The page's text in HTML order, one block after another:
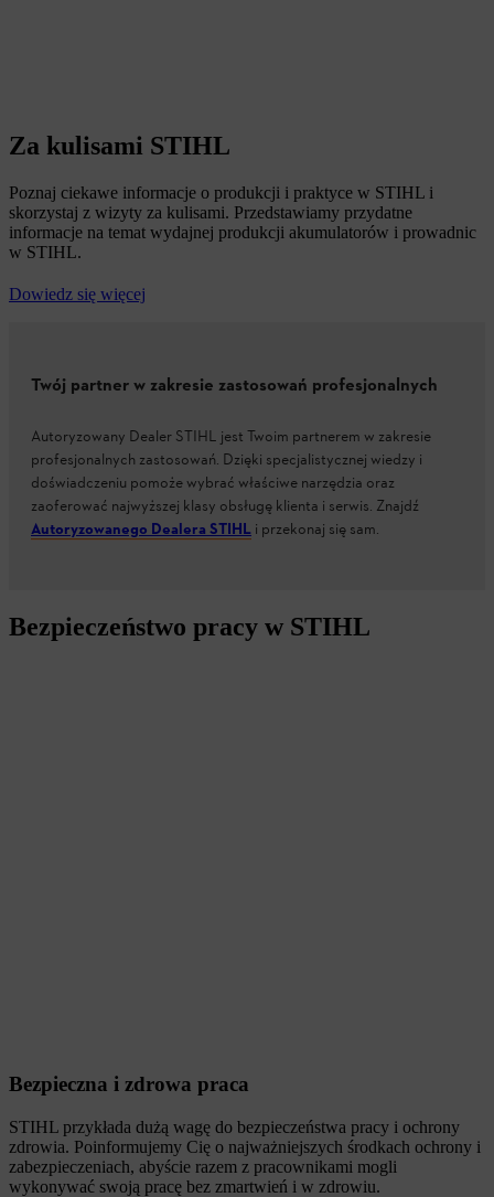
Za kulisami STIHL
Poznaj ciekawe informacje o produkcji i praktyce w STIHL i
skorzystaj z wizyty za kulisami. Przedstawiamy przydatne
informacje na temat wydajnej produkcji akumulatorów i prowadnic
w STIHL.
Dowiedz się więcej
Twój partner w zakresie zastosowań profesjonalnych
Autoryzowany Dealer STIHL jest Twoim partnerem w zakresie
profesjonalnych zastosowań. Dzięki specjalistycznej wiedzy i
doświadczeniu pomoże wybrać właściwe narzędzia oraz
zaoferować najwyższej klasy obsługę klienta i serwis. Znajdź
Autoryzowanego Dealera STIHL i przekonaj się sam.
Bezpieczeństwo pracy w STIHL
Bezpieczna i zdrowa praca
STIHL przykłada dużą wagę do bezpieczeństwa pracy i ochrony
zdrowia. Poinformujemy Cię o najważniejszych środkach ochrony i
zabezpieczeniach, abyście razem z pracownikami mogli
wykonywać swoją pracę bez zmartwień i w zdrowiu.